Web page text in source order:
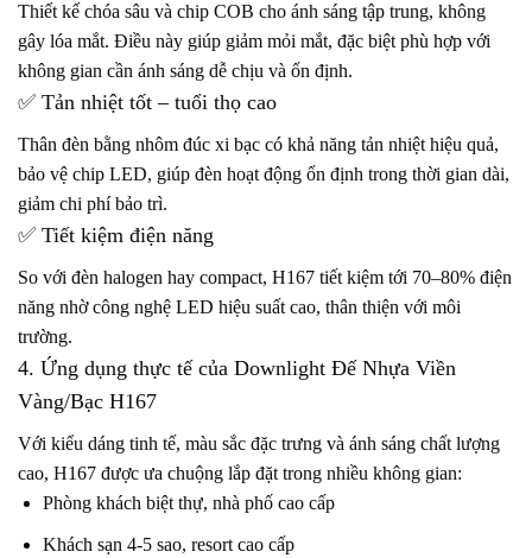
Thiết kế chóa sâu và chip COB cho ánh sáng tập trung, không
gây lóa mắt. Điều này giúp giảm mỏi mắt, đặc biệt phù hợp với
không gian cần ánh sáng dễ chịu và ổn định.
✅ Tản nhiệt tốt – tuổi thọ cao
Thân đèn bằng nhôm đúc xi bạc có khả năng tản nhiệt hiệu quả,
bảo vệ chip LED, giúp đèn hoạt động ổn định trong thời gian dài,
giảm chi phí bảo trì.
✅ Tiết kiệm điện năng
So với đèn halogen hay compact, H167 tiết kiệm tới 70–80% điện
năng nhờ công nghệ LED hiệu suất cao, thân thiện với môi
trường.
4. Ứng dụng thực tế của Downlight Đế Nhựa Viền
Vàng/Bạc H167
Với kiểu dáng tinh tế, màu sắc đặc trưng và ánh sáng chất lượng
cao, H167 được ưa chuộng lắp đặt trong nhiều không gian:
Phòng khách biệt thự, nhà phố cao cấp
Khách sạn 4-5 sao, resort cao cấp